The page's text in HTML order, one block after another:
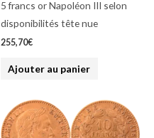
5 francs or Napoléon III selon
disponibilités tête nue
255,70€
Ajouter au panier